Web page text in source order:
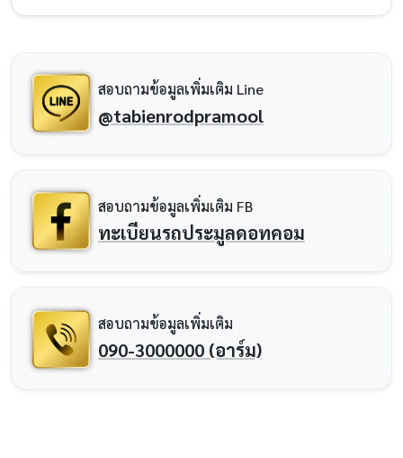
สอบถามข้อมูลเพิ่มเติม Line
@tabienrodpramool
สอบถามข้อมูลเพิ่มเติม FB
ทะเบียนรถประมูลดอทคอม
สอบถามข้อมูลเพิ่มเติม
090-3000000 (อาร์ม)